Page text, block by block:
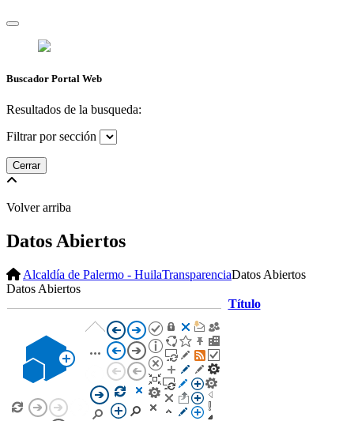
Buscador Portal Web
Resultados de la busqueda:
Filtrar por sección
Cerrar
Volver arriba
Datos Abiertos
Alcaldía de Palermo - HuilaTransparenciaDatos Abiertos
​Datos Abiertos
Título